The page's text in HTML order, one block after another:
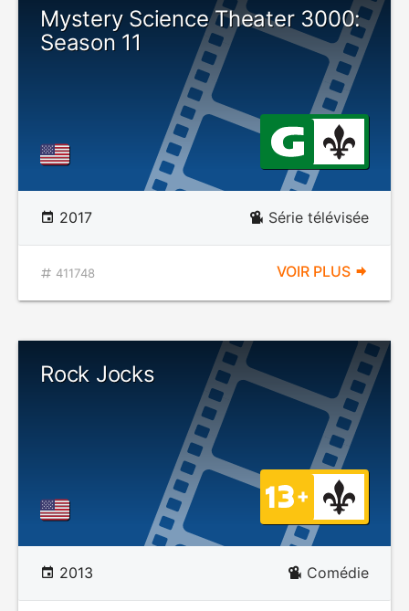
Mystery Science Theater 3000:
Season 11
2017 Série télévisée
411748 VOIR PLUS
Rock Jocks
2013 Comédie